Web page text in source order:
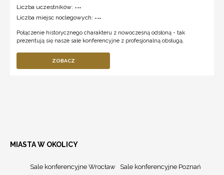
Liczba uczestników: ---
Liczba miejsc noclegowych: ---
Połączenie historycznego charakteru z nowoczesną odsłoną - tak
prezentują się nasze sale konferencyjne z profesjonalną obsługą.
ZOBACZ
MIASTA W OKOLICY
Sale konferencyjne Wrocław
Sale konferencyjne Poznań